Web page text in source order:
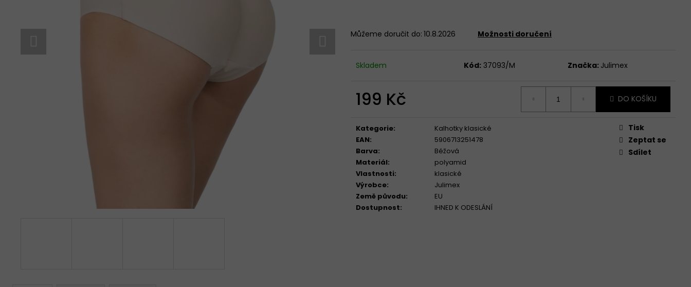
Můžeme doručit do: 10.8.2026 Možnosti doručení
Skladem Kód: 37093/M Značka: Julimex
199 Kč DO KOŠÍKU
Kategorie:
Kalhotky klasické
EAN:
5906713251478
Barva:
Béžová
Materiál:
polyamid
Vlastnosti:
klasické
Výrobce:
Julimex
Země původu:
EU
Dostupnost: IHNED K ODESLÁNÍ
Tisk
Zeptat se
Sdílet
BAVLNĚNÉ KALHOTKY LOVELYGIRL 1656
KALHOTKY BAVLNĚNÉ 3679 LOVELYGIRL